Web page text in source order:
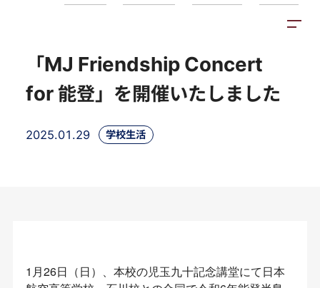
「MJ Friendship Concert
for 能登」を開催いたしました
2025.01.29 学校生活
1月26日（日）、本校の児玉九十記念講堂にて日本